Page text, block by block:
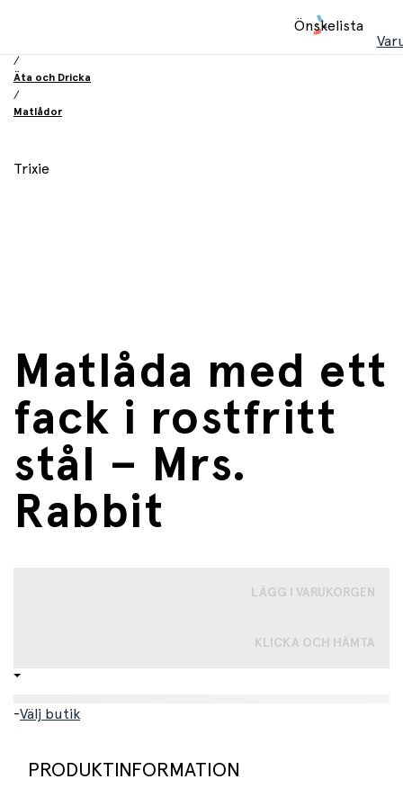
Önskelista
/
Äta och Dricka
/
Matlådor
Trixie
Matlåda med ett
fack i rostfritt
stål – Mrs.
Rabbit
LÄGG I VARUKORGEN
KLICKA OCH HÄMTA
-Välj butik
PRODUKTINFORMATION